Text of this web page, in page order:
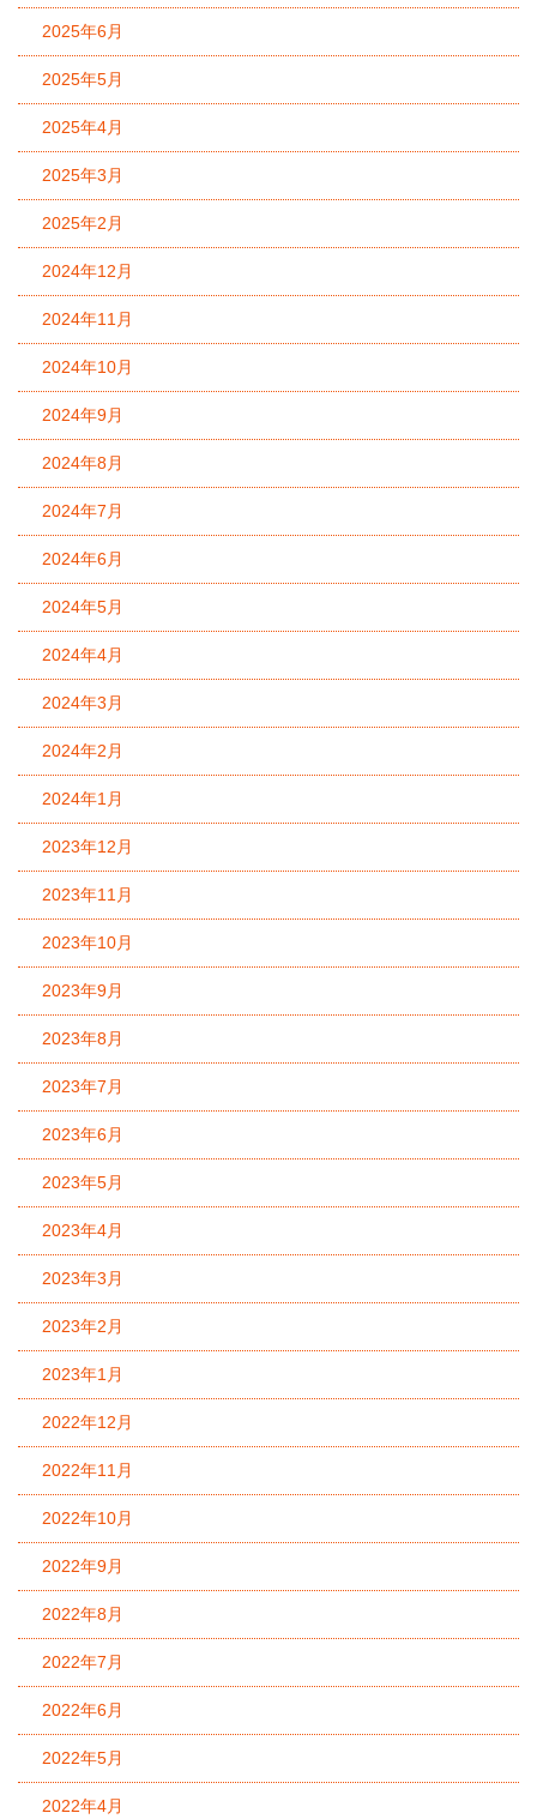
2025年6月
2025年5月
2025年4月
2025年3月
2025年2月
2024年12月
2024年11月
2024年10月
2024年9月
2024年8月
2024年7月
2024年6月
2024年5月
2024年4月
2024年3月
2024年2月
2024年1月
2023年12月
2023年11月
2023年10月
2023年9月
2023年8月
2023年7月
2023年6月
2023年5月
2023年4月
2023年3月
2023年2月
2023年1月
2022年12月
2022年11月
2022年10月
2022年9月
2022年8月
2022年7月
2022年6月
2022年5月
2022年4月